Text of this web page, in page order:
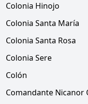
Colonia Hinojo
Colonia Santa María
Colonia Santa Rosa
Colonia Sere
Colón
Comandante Nicanor